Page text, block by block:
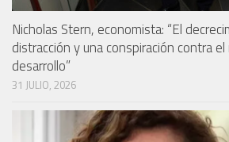
Nicholas Stern, economista: “El
distracción y una conspiración contra
desarrollo”
31 JULIO, 2026